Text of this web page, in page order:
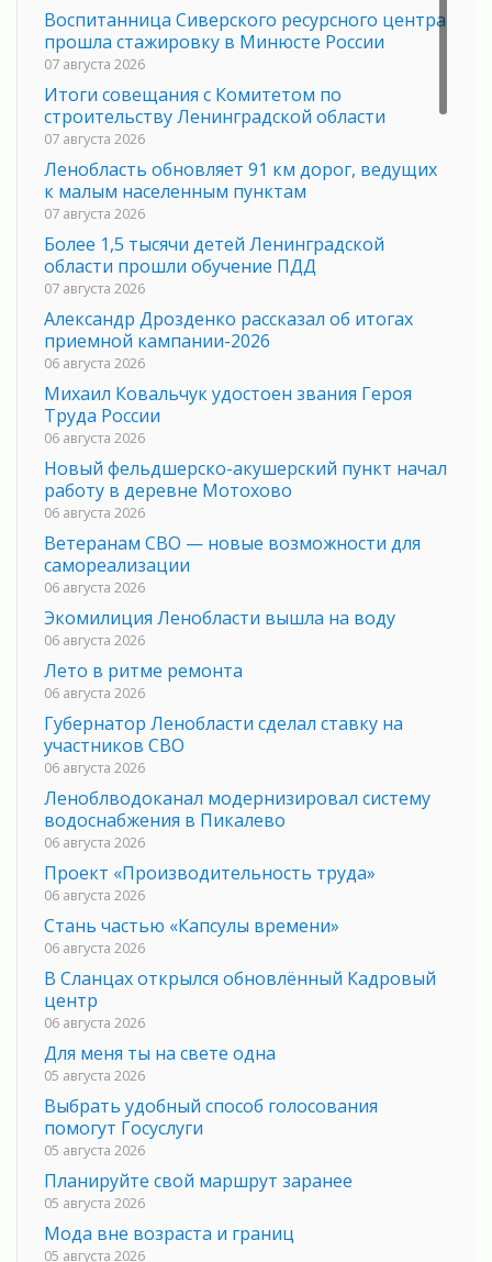
Воспитанница Сиверского ресурсного центра
прошла стажировку в Минюсте России
07 августа 2026
Итоги совещания с Комитетом по
строительству Ленинградской области
07 августа 2026
Ленобласть обновляет 91 км дорог, ведущих
к малым населенным пунктам
07 августа 2026
Более 1,5 тысячи детей Ленинградской
области прошли обучение ПДД
07 августа 2026
Александр Дрозденко рассказал об итогах
приемной кампании-2026
06 августа 2026
Михаил Ковальчук удостоен звания Героя
Труда России
06 августа 2026
Новый фельдшерско-акушерский пункт начал
работу в деревне Мотохово
06 августа 2026
Ветеранам СВО — новые возможности для
самореализации
06 августа 2026
Экомилиция Ленобласти вышла на воду
06 августа 2026
Лето в ритме ремонта
06 августа 2026
Губернатор Ленобласти сделал ставку на
участников СВО
06 августа 2026
Леноблводоканал модернизировал систему
водоснабжения в Пикалево
06 августа 2026
Проект «Производительность труда»
06 августа 2026
Стань частью «Капсулы времени»
06 августа 2026
В Сланцах открылся обновлённый Кадровый
центр
06 августа 2026
Для меня ты на свете одна
05 августа 2026
Выбрать удобный способ голосования
помогут Госуслуги
05 августа 2026
Планируйте свой маршрут заранее
05 августа 2026
Мода вне возраста и границ
05 августа 2026